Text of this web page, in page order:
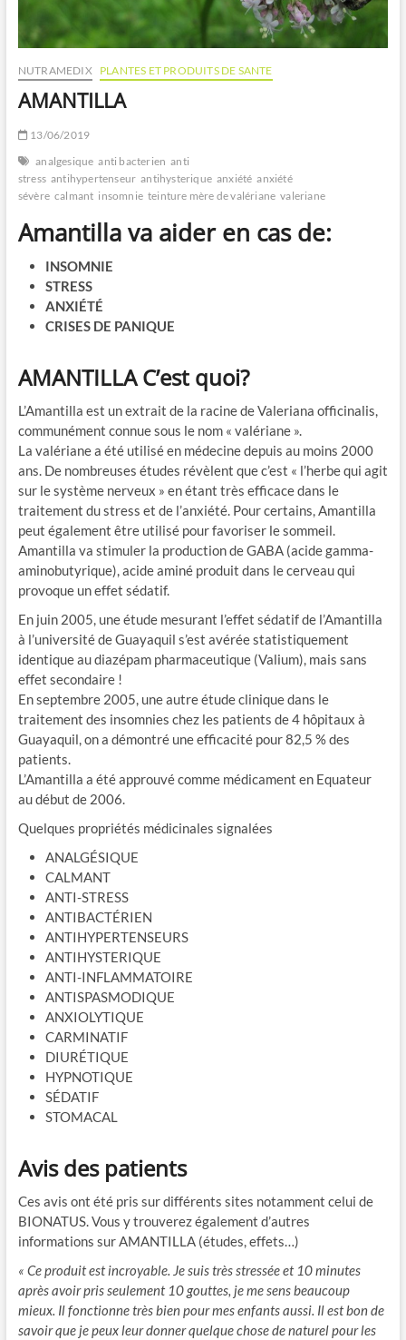
NUTRAMEDIX PLANTES ET PRODUITS DE SANTE
AMANTILLA
13/06/2019
analgesique anti bacterien anti
stress antihypertenseur antihysterique anxiété anxiété
sévère calmant insomnie teinture mère de valériane valeriane
Amantilla va aider en cas de:
INSOMNIE
STRESS
ANXIÉTÉ
CRISES DE PANIQUE
AMANTILLA C’est quoi?
L’Amantilla est un extrait de la racine de Valeriana officinalis,
communément connue sous le nom « valériane ».
La valériane a été utilisé en médecine depuis au moins 2000
ans. De nombreuses études révèlent que c’est « l’herbe qui agit
sur le système nerveux » en étant très efficace dans le
traitement du stress et de l’anxiété. Pour certains, Amantilla
peut également être utilisé pour favoriser le sommeil.
Amantilla va stimuler la production de GABA (acide gamma-
aminobutyrique), acide aminé produit dans le cerveau qui
provoque un effet sédatif.
En juin 2005, une étude mesurant l’effet sédatif de l’Amantilla
à l’université de Guayaquil s’est avérée statistiquement
identique au diazépam pharmaceutique (Valium), mais sans
effet secondaire !
En septembre 2005, une autre étude clinique dans le
traitement des insomnies chez les patients de 4 hôpitaux à
Guayaquil, on a démontré une efficacité pour 82,5 % des
patients.
L’Amantilla a été approuvé comme médicament en Equateur
au début de 2006.
Quelques propriétés médicinales signalées
ANALGÉSIQUE
CALMANT
ANTI-STRESS
ANTIBACTÉRIEN
ANTIHYPERTENSEURS
ANTIHYSTERIQUE
ANTI-INFLAMMATOIRE
ANTISPASMODIQUE
ANXIOLYTIQUE
CARMINATIF
DIURÉTIQUE
HYPNOTIQUE
SÉDATIF
STOMACAL
Avis des patients
Ces avis ont été pris sur différents sites notamment celui de
BIONATUS. Vous y trouverez également d’autres
informations sur AMANTILLA (études, effets…)
« Ce produit est incroyable. Je suis très stressée et 10 minutes
après avoir pris seulement 10 gouttes, je me sens beaucoup
mieux. Il fonctionne très bien pour mes enfants aussi. Il est bon de
savoir que je peux leur donner quelque chose de naturel pour les